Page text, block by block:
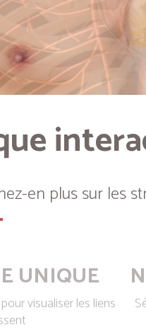
en plus sur les
UNIQUE
visualiser les liens